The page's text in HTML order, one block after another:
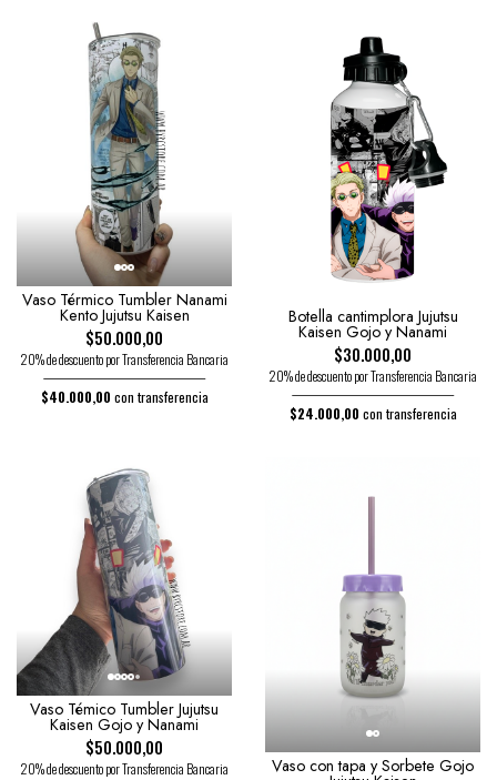
Vaso Térmico Tumbler Nanami
Kento Jujutsu Kaisen
$50.000,00
20% de descuento por Transferencia Bancaria
$40.000,00 con transferencia
Botella cantimplora Jujutsu
Kaisen Gojo y Nanami
$30.000,00
20% de descuento por Transferencia Bancaria
$24.000,00 con transferencia
Vaso Témico Tumbler Jujutsu
Kaisen Gojo y Nanami
$50.000,00
20% de descuento por Transferencia Bancaria
Vaso con tapa y Sorbete Gojo